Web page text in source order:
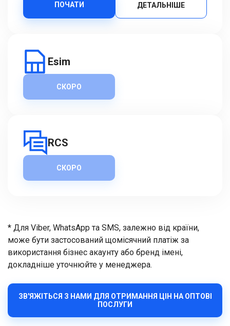
ПОЧАТИ ДЕТАЛЬНІШЕ
Esim
СКОРО
RCS
СКОРО
* Для Viber, WhatsApp та SMS, залежно від країни,
може бути застосований щомісячний платіж за
використання бізнес акаунту або бренд імені,
докладніше уточнюйте у менеджера.
ЗВ'ЯЖІТЬСЯ З НАМИ ДЛЯ ОТРИМАННЯ ЦІН НА ОПТОВІ
ПОСЛУГИ